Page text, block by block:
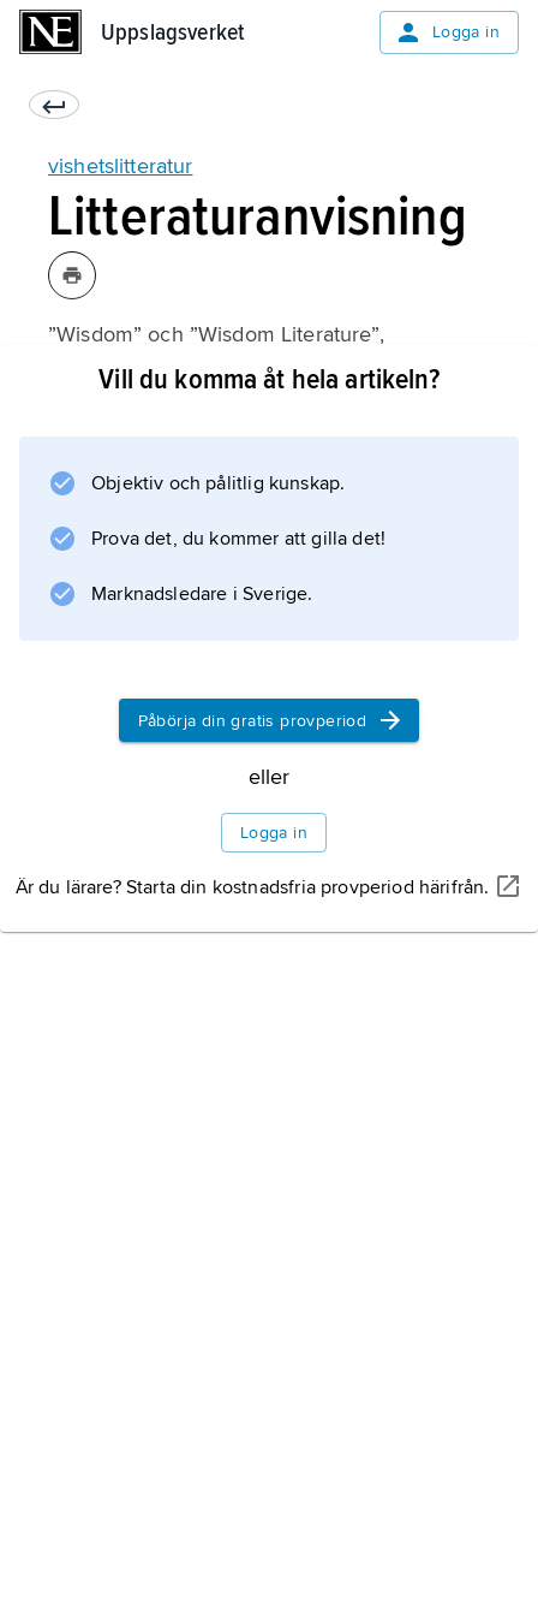
Uppslagsverket Logga in
vishetslitteratur
Litteraturanvisning
”Wisdom” och ”Wisdom Literature”,
The Encyclopedia of Religion
Vill du komma åt hela artikeln?
Objektiv och pålitlig kunskap.
Prova det, du kommer att gilla det!
Marknadsledare i Sverige.
Påbörja din gratis provperiod
eller
Logga in
Är du lärare? Starta din kostnadsfria provperiod härifrån.